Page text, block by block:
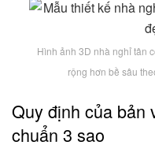
Hình ảnh 3D nhà nghỉ tân
rộng hơn bề sâu
Quy định của bản
chuẩn 3 sao